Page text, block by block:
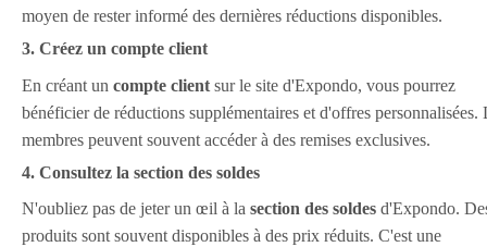
moyen de rester informé des dernières réductions disponibles.
3. Créez un compte client
En créant un compte client sur le site d'Expondo, vous pourrez
bénéficier de réductions supplémentaires et d'offres personnalisées.
membres peuvent souvent accéder à des remises exclusives.
4. Consultez la section des soldes
N'oubliez pas de jeter un œil à la section des soldes d'Expondo.
produits sont souvent disponibles à des prix réduits. C'est une